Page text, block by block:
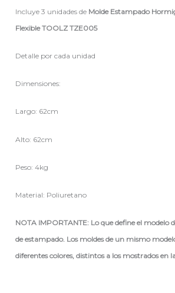
Incluye 3 unidades de Molde Estampado
Flexible TOOLZ TZE005
Detalle por cada unidad
Dimensiones:
Largo: 62cm
Alto: 62cm
Peso: 4kg
Material: Poliuretano
NOTA IMPORTANTE: Lo que define el modelo
de estampado. Los moldes de un mismo
diferentes colores, distintos a los mostrados en